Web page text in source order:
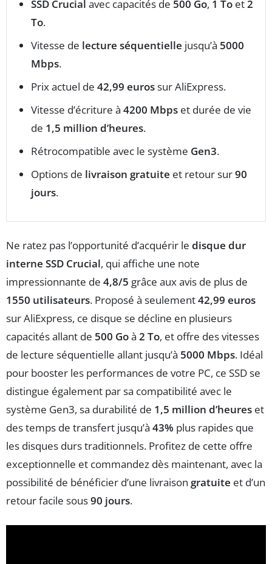
SSD Crucial avec capacités de 500 Go, 1 To et2
To.
Vitesse de lecture séquentielle jusqu’à 5000
Mbps.
Prix actuel de 42,99 eurossur AliExpress.
Vitesse d’écriture à 4200 Mbps et durée de vie
de 1,5 million d’heures.
Rétrocompatible avec le système Gen3.
Options de livraison gratuite et retour sur90
jours.
Ne ratez pas l’opportunité d’acquérir le disque dur
interne SSD Crucial, qui affiche une note
impressionnante de 4,8/5 grâce aux avis de plus de
1550 utilisateurs. Proposé à seulement42,99 euros
sur AliExpress, ce disque se décline en plusieurs
capacités allant de 500 Goà 2 To, et offre des vitesses
de lecture séquentielle allant jusqu’à 5000 Mbps. Idéal
pour booster les performances de votre PC, ce SSD se
distingue également par sa compatibilité avec le
système Gen3, sa durabilité de 1,5 million d’heures et
des temps de transfert jusqu’à 43% plus rapides que
les disques durs traditionnels. Profitez de cette offre
exceptionnelle et commandez dès maintenant, avec la
possibilité de bénéficier d’une livraison gratuite et d’un
retour facile sous90 jours.